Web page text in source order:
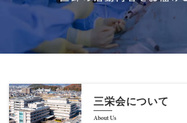
三栄会について
About Us